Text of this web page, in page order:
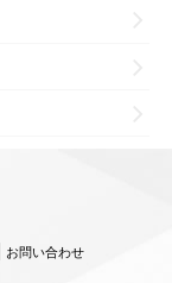
お問い合わせ